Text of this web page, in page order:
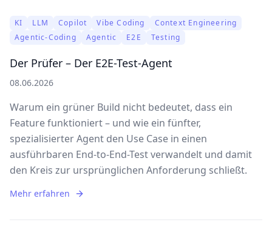
KI LLM Copilot Vibe Coding
Context Engineering
Agentic-Coding
Agentic E2E Testing
Der Prüfer – Der E2E-Test-Agent
08.06.2026
Warum ein grüner Build nicht bedeutet, dass ein
Feature funktioniert – und wie ein fünfter,
spezialisierter Agent den Use Case in einen
ausführbaren End-to-End-Test verwandelt und damit
den Kreis zur ursprünglichen Anforderung schließt.
Mehr erfahren